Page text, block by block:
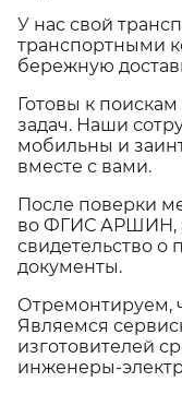
У нас свой
транспортными
бережную
Готовы к
задач. Наши
мобильны и
вместе с вами.
После поверки
во ФГИС АРШИН,
свидетельство о
документы.
Отремонтируем,
Являемся
изготовителей
инженеры-